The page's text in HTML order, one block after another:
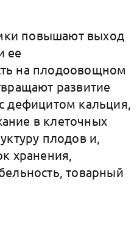
повышают выход
ее
на плодоовощном
развитие
дефицитом кальция,
в клеточных
плодов и,
хранения,
товарный